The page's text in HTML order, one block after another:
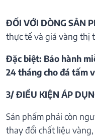
ĐỐI VỚI DÒNG SẢN
thực tế và giá vàng thị
Đặc biệt: Bảo hành
24 tháng cho đá tấm
3/ ĐIỀU KIỆN ÁP
Sản phẩm phải còn
thay đổi chất liệu vàng,